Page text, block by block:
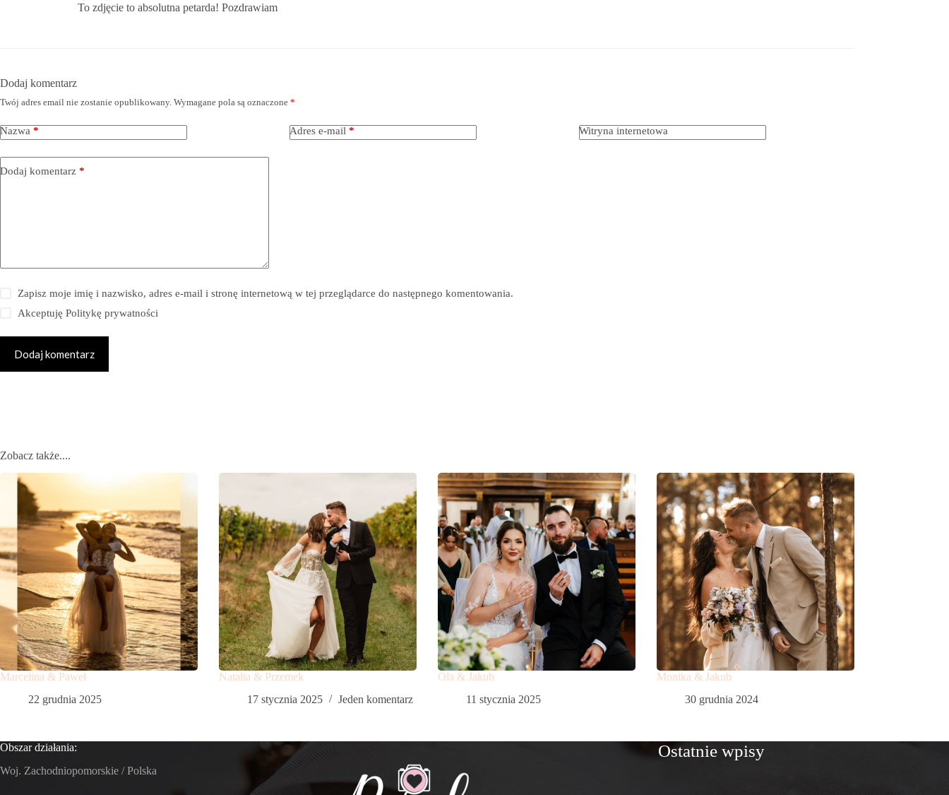
To zdjęcie to absolutna petarda! Pozdrawiam
Dodaj komentarz
Twój adres email nie zostanie opublikowany. Wymagane pola są oznaczone *
Nazwa * Adres e-mail * Witryna internetowa
Dodaj komentarz *
Zapisz moje imię i nazwisko, adres e-mail i stronę internetową w tej przeglądarce do następnego komentowania.
AkceptujęPolitykę prywatności
Dodaj komentarz
Zobacz także....
Marcelina & Paweł
22 grudnia 2025
Natalia & Przemek
17 stycznia 2025
Jeden komentarz
Ola & Jakub
11 stycznia 2025
Monika & Jakub
30 grudnia 2024
Obszar działania:
Woj. Zachodniopomorskie / Polska
Ostatnie wpisy